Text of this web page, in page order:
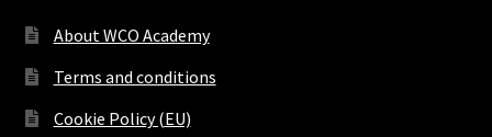
About WCO Academy
Terms and conditions
Cookie Policy (EU)